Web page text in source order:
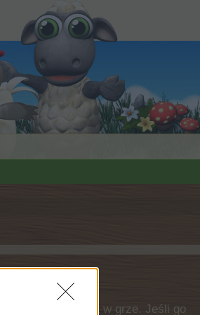
z Twojego konta w grze. Jeśli go